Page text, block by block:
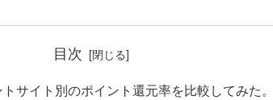
目次
サイト別のポイント還元率を比較してみた。